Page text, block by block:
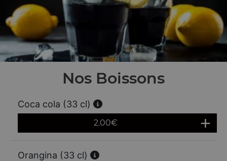
Nos Boissons
Coca cola (33 cl)
2.00€
Orangina (33 cl)